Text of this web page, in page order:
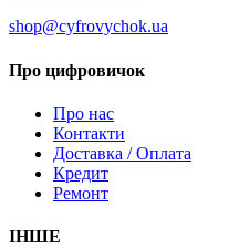
shop@cyfrovychok.ua
Про цифровичок
Про нас
Контакти
Доставка / Оплата
Кредит
Ремонт
ІНШЕ